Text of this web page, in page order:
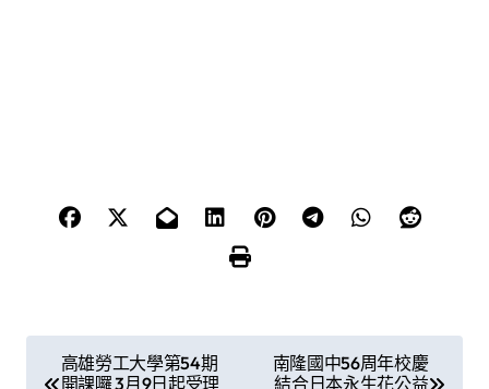
高雄勞工大學第54期
開課囉 3月9日起受理
南隆國中56周年校慶
結合日本永生花公益